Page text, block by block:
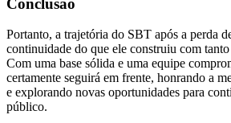
Conclusão
Portanto, a trajetória do SBT após a perda
continuidade do que ele construiu com
Com uma base sólida e uma equipe
certamente seguirá em frente, honrando a
e explorando novas oportunidades para
público.